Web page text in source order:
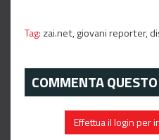
Tag: zai.net,giovani reporter,
COMMENTA
Effettua il login per